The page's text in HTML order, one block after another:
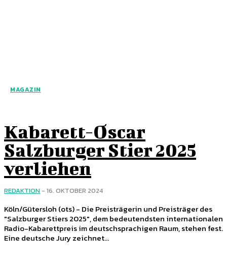
MAGAZIN
Kabarett-Oscar
Salzburger Stier 2025
verliehen
REDAKTION - 16. OKTOBER 2024
Köln/Gütersloh (ots) - Die Preisträgerin und Preisträger des
"Salzburger Stiers 2025", dem bedeutendsten internationalen
Radio-Kabarettpreis im deutschsprachigen Raum, stehen fest.
Eine deutsche Jury zeichnet...